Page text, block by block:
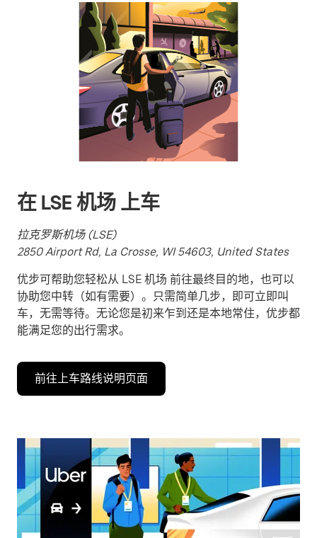
择
日
按
退
出
键
可
关
日
历。
在 LSE 机场 上车
拉克罗斯机场 (LSE)
2850 Airport Rd, La Crosse, WI 54603, United States
优步可帮助您轻松从 LSE 机场 前往最终目的地，也可以
协助您中转（如有需要）。只需简单几步，即可立即叫
车，无需等待。无论您是初来乍到还是本地常住，优步都
能满足您的出行需求。
前往上车路线说明页面